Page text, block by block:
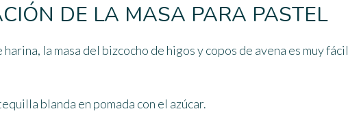
DE LA MASA PARA PASTEL
la masa del bizcocho de higos y copos de avena es muy fácil
blanda en pomada con el azúcar.